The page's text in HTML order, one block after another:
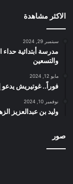
الاكثر مشاهدة
سبتمبر 29, 2024
مدرسة أبتدائية حداء
والتسعين
مايو 12, 2024
فوراً.. غوتيريش
نوفمبر 10, 2024
وليد بن عبدالعزيز
صور